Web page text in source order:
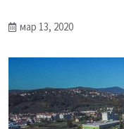
мар 13, 2020